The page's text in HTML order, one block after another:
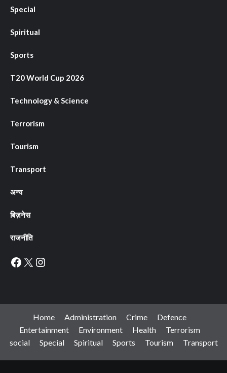
Special
Spiritual
Sports
T20 World Cup 2026
Technology & Science
Terrorism
Tourism
Transport
अन्य
बिज़नेस
राजनीति
Facebook
X Instagram
Home Administration Crime
Defence
Entertainment
Environment Health
Terrorism
social
Special Spiritual Sports Tourism Transport